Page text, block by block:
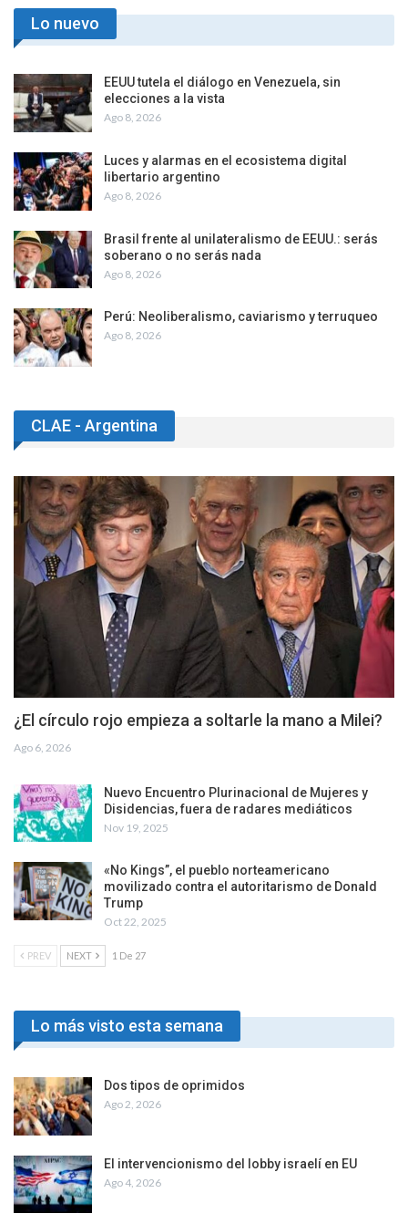
Lo nuevo
EEUU tutela el diálogo en Venezuela, sin
elecciones a la vista
Ago 8, 2026
Luces y alarmas en el ecosistema digital
libertario argentino
Ago 8, 2026
Brasil frente al unilateralismo de EEUU.: serás
soberano o no serás nada
Ago 8, 2026
Perú: Neoliberalismo, caviarismo y terruqueo
Ago 8, 2026
CLAE - Argentina
¿El círculo rojo empieza a soltarle la mano a Milei?
Ago 6, 2026
Nuevo Encuentro Plurinacional de Mujeres y
Disidencias, fuera de radares mediáticos
Nov 19, 2025
«No Kings”, el pueblo norteamericano
movilizado contra el autoritarismo de Donald
Trump
Oct 22, 2025
PREV NEXT 1 De 27
Lo más visto esta semana
Dos tipos de oprimidos
Ago 2, 2026
El intervencionismo del lobby israelí en EU
Ago 4, 2026